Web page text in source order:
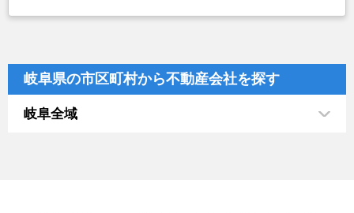
岐阜県の市区町村から不動産会社を探す
岐阜全域